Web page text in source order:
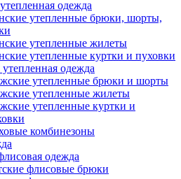
одежда
утепленные брюки, шорты,
утепленные жилеты
утепленные куртки и пуховки
одежда
утепленные брюки и шорты
утепленные жилеты
утепленные куртки и
комбинезоны
одежда
флисовые брюки